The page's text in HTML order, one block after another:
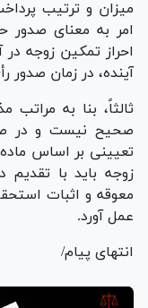
میزان و ترتیب
امر به معنای صدور
احراز تمکین زوجه در
آینده، در زمان صدور
ثالثاً، بنا به
صحیح نیست و در
زوجه باید با تقدیم
معوقه و اثبات
عمل آورد.
انتهای پیام/